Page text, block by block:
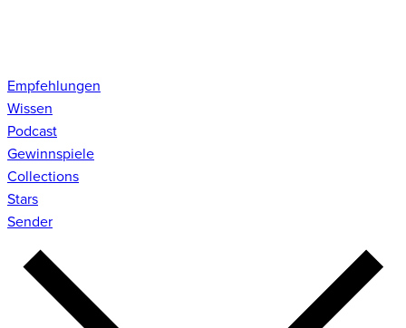
Empfehlungen
Wissen
Podcast
Gewinnspiele
Collections
Stars
Sender